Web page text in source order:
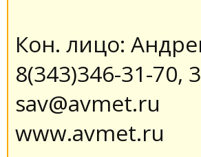
Кон. лицо:
8(343)346-31-70,
sav@avmet.ru
www.avmet.ru